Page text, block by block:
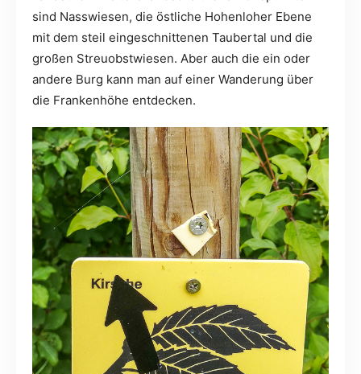
sind Nasswiesen, die östliche Hohenloher Ebene
mit dem steil eingeschnittenen Taubertal und die
großen Streuobstwiesen. Aber auch die ein oder
andere Burg kann man auf einer Wanderung über
die Frankenhöhe entdecken.